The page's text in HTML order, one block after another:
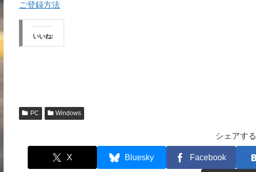
ご登録方法
いいね:
PC Windows
シェアする
X Bluesky Facebook